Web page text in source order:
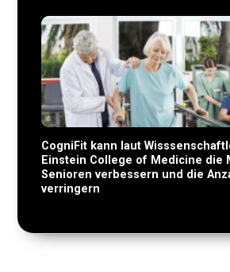
CogniFit kann laut
Einstein College of Medicine die
Senioren verbessern und die
verringern